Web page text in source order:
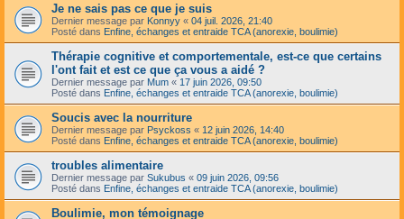
Je ne sais pas ce que je suis
Dernier message par Konnyy « 04 juil. 2026, 21:40
Posté dans Enfine, échanges et entraide TCA (anorexie, boulimie)
Thérapie cognitive et comportementale, est-ce que certains
l'ont fait et est ce que ça vous a aidé ?
Dernier message par Mum « 17 juin 2026, 09:50
Posté dans Enfine, échanges et entraide TCA (anorexie, boulimie)
Soucis avec la nourriture
Dernier message par Psyckoss « 12 juin 2026, 14:40
Posté dans Enfine, échanges et entraide TCA (anorexie, boulimie)
troubles alimentaire
Dernier message par Sukubus « 09 juin 2026, 09:56
Posté dans Enfine, échanges et entraide TCA (anorexie, boulimie)
Boulimie, mon témoignage